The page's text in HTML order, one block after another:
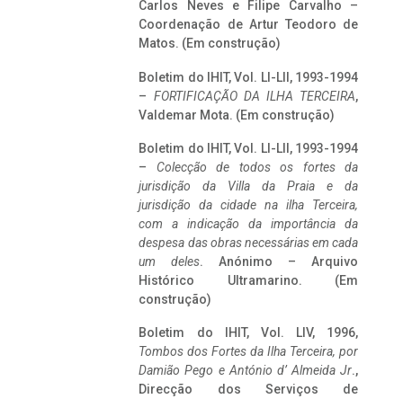
Carlos Neves e Filipe Carvalho –
Coordenação de Artur Teodoro de
Matos. (Em construção)
Boletim do IHIT, Vol. LI-LII, 1993-1994
– FORTIFICAÇÃO DA ILHA TERCEIRA,
Valdemar Mota. (Em construção)
Boletim do IHIT, Vol. LI-LII, 1993-1994
– Colecção de todos os fortes da
jurisdição da Villa da Praia e da
jurisdição da cidade na ilha Terceira,
com a indicação da importância da
despesa das obras necessárias em cada
um deles. Anónimo – Arquivo
Histórico Ultramarino. (Em
construção)
Boletim do IHIT, Vol. LIV, 1996,
Tombos dos Fortes da Ilha Terceira, por
Damião Pego e António d’ Almeida Jr.,
Direcção dos Serviços de